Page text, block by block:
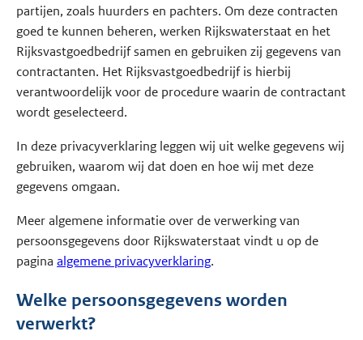
partijen, zoals huurders en pachters. Om deze contracten
goed te kunnen beheren, werken Rijkswaterstaat en het
Rijksvastgoedbedrijf samen en gebruiken zij gegevens van
contractanten. Het Rijksvastgoedbedrijf is hierbij
verantwoordelijk voor de procedure waarin de contractant
wordt geselecteerd.
In deze privacyverklaring leggen wij uit welke gegevens wij
gebruiken, waarom wij dat doen en hoe wij met deze
gegevens omgaan.
Meer algemene informatie over de verwerking van
persoonsgegevens door Rijkswaterstaat vindt u op de
paginaalgemene privacyverklaring.
Welke persoonsgegevens worden
verwerkt?